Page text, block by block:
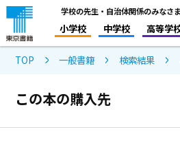
学校の先生・自治体関係のみなさま
小学校 中学校 高等学
TOP 一般書籍 検索結果
この本の購入先